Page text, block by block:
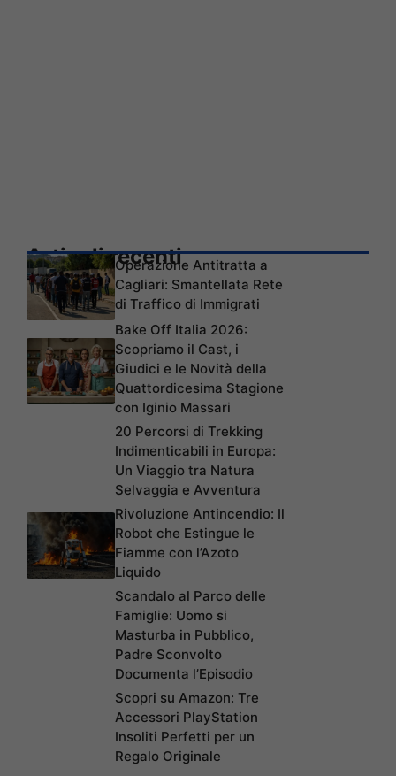
Articoli recentiOperazione Antitratta a
Cagliari: Smantellata Rete
di Traffico di Immigrati
Bake Off Italia 2026:
Scopriamo il Cast, i
Giudici e le Novità della
Quattordicesima Stagione
con Iginio Massari
20 Percorsi di Trekking
Indimenticabili in Europa:
Un Viaggio tra Natura
Selvaggia e Avventura
Rivoluzione Antincendio: Il
Robot che Estingue le
Fiamme con l’Azoto
Liquido
Scandalo al Parco delle
Famiglie: Uomo si
Masturba in Pubblico,
Padre Sconvolto
Documenta l’Episodio
Scopri su Amazon: Tre
Accessori PlayStation
Insoliti Perfetti per un
Regalo Originale